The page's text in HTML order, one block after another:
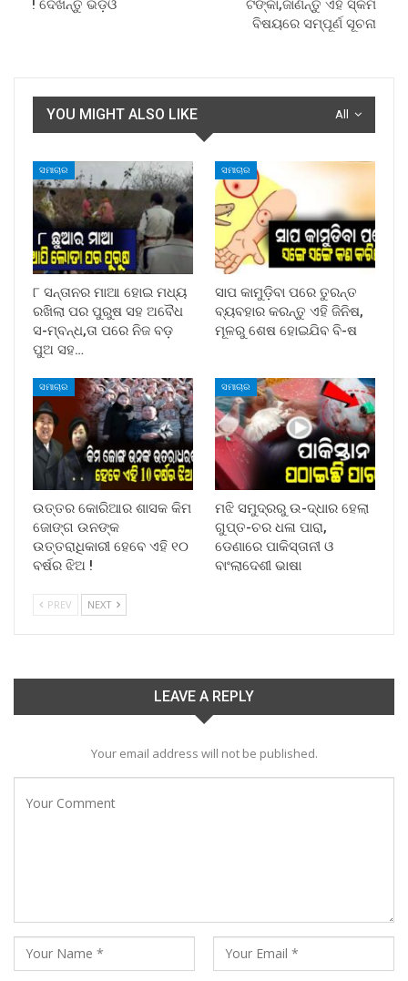
! ଦେଖନ୍ତୁ ଭିଡ଼ିଓ
ଟଙ୍କା,ଜାଣନ୍ତୁ ଏହି ସ୍କିମ
ବିଷୟରେ ସମ୍ପୂର୍ଣ ସୂଚନା
All
YOU MIGHT ALSO LIKE
ସମାଚାର
୮ ସନ୍ତାନର ମାଆ ହୋଇ ମଧ୍ୟ
ରଖିଲା ପର ପୁରୁଷ ସହ ଅବୈଧ
ସ-ମ୍ବନ୍ଧ,ତା ପରେ ନିଜ ବଡ଼
ପୁଅ ସହ…
ସମାଚାର
ସାପ କାମୁଡ଼ିବା ପରେ ତୁରନ୍ତ
ବ୍ୟବହାର କରନ୍ତୁ ଏହି ଜିନିଷ,
ମୂଳରୁ ଶେଷ ହୋଇଯିବ ବି-ଷ
ସମାଚାର
ଉତ୍ତର କୋରିଆର ଶାସକ କିମ
ଜୋଙ୍ଗ ଉନଙ୍କ
ଉତ୍ତରାଧିକାରୀ ହେବେ ଏହି ୧୦
ବର୍ଷର ଝିଅ !
ସମାଚାର
ମଝି ସମୁଦ୍ରରୁ ଉ-ଦ୍ଧାର ହେଲା
ଗୁପ୍ତ-ଚର ଧଳା ପାରା,
ଡେଣାରେ ପାକିସ୍ତାନୀ ଓ
ବାଂଲାଦେଶୀ ଭାଷା
PREV NEXT
LEAVE A REPLY
Your email address will not be published.